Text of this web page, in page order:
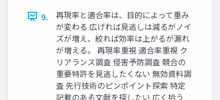
9.
再現率と適合率は、目的によって重み
が変わる 広げれば見逃しは減るがノイ
ズが増え、絞れば効率は上がるが漏れ
が増える。 再現率重視 適合率重視 ク
リアランス調査 侵害予防調査 競合の
重要特許を見逃したくない 無効資料調
査 先行技術のピンポイント探索 特定
記載のある文献を探したい 広く拾う